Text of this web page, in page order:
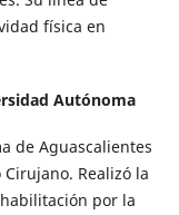
física en
Autónoma
de Aguascalientes
Realizó la
por la